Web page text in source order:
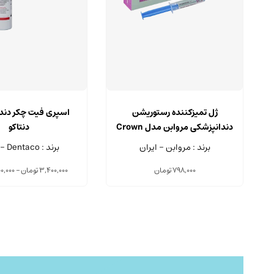
ژل تمیزکننده رستوریشن
دندانپزشکی مروابن مدل Crown
Clean سرنگ 5 گرم
برند : مروابن - ایران
798,000تومان
اسپری فیت چکر
دنتاکو
برند : Dentaco - آلمان
3,400,000تومان–